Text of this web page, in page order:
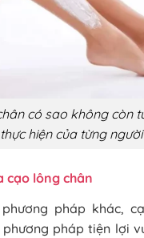
có sao không còn
thực hiện của từng
cạo lông chân
pháp khác,
pháp tiện lợi